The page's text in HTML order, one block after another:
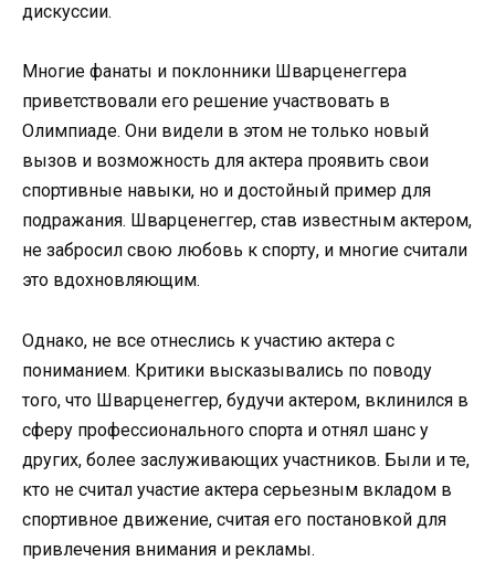
дискуссии.
Многие фанаты и поклонники Шварценеггера
приветствовали его решение участвовать в
Олимпиаде. Они видели в этом не только новый
вызов и возможность для актера проявить свои
спортивные навыки, но и достойный пример для
подражания. Шварценеггер, став известным актером,
не забросил свою любовь к спорту, и многие считали
это вдохновляющим.
Однако, не все отнеслись к участию актера с
пониманием. Критики высказывались по поводу
того, что Шварценеггер, будучи актером, вклинился в
сферу профессионального спорта и отнял шанс у
других, более заслуживающих участников. Были и те,
кто не считал участие актера серьезным вкладом в
спортивное движение, считая его постановкой для
привлечения внимания и рекламы.